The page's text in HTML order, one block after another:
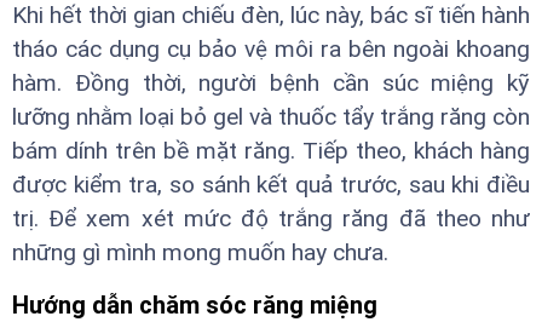
Khi hết thời gian chiếu đèn, lúc này, bác sĩ tiến hành
tháo các dụng cụ bảo vệ môi ra bên ngoài khoang
hàm. Đồng thời, người bệnh cần súc miệng kỹ
lưỡng nhằm loại bỏ gel và thuốc tẩy trắng răng còn
bám dính trên bề mặt răng. Tiếp theo, khách hàng
được kiểm tra, so sánh kết quả trước, sau khi điều
trị. Để xem xét mức độ trắng răng đã theo như
những gì mình mong muốn hay chưa.
Hướng dẫn chăm sóc răng miệng